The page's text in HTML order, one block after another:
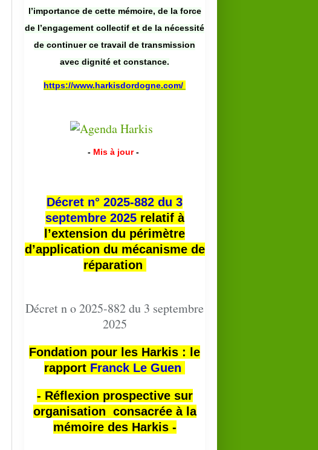
l’importance de cette mémoire, de la force
de l’engagement collectif et de la nécessité
de continuer ce travail de transmission
avec dignité et constance.
https://www.harkisdordogne.com/
- Mis à jour -
Décret n° 2025-882 du 3
septembre 2025relatif à
l’extension du périmètre
d’application du mécanisme de
réparation
Décret n o 2025-882 du 3 septembre
2025
Fondation pour les Harkis : le
rapport Franck Le Guen
- Réflexion prospective sur
organisation consacrée à la
mémoire des Harkis -